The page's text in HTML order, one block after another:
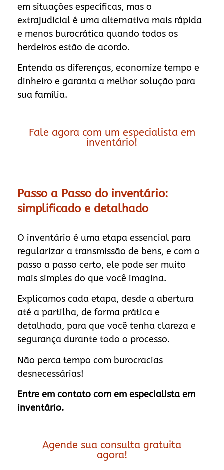
em situações específicas, mas o
extrajudicial é uma alternativa mais rápida
e menos burocrática quando todos os
herdeiros estão de acordo.
Entenda as diferenças, economize tempo e
dinheiro e garanta a melhor solução para
sua família.
Fale agora com um especialista em
inventário!
Passo a Passo do inventário:
simplificado e detalhado
O inventário é uma etapa essencial para
regularizar a transmissão de bens, e com o
passo a passo certo, ele pode ser muito
mais simples do que você imagina.
Explicamos cada etapa, desde a abertura
até a partilha, de forma prática e
detalhada, para que você tenha clareza e
segurança durante todo o processo.
Não perca tempo com burocracias
desnecessárias!
Entre em contato com em especialista em
inventário.
Agende sua consulta gratuita
agora!